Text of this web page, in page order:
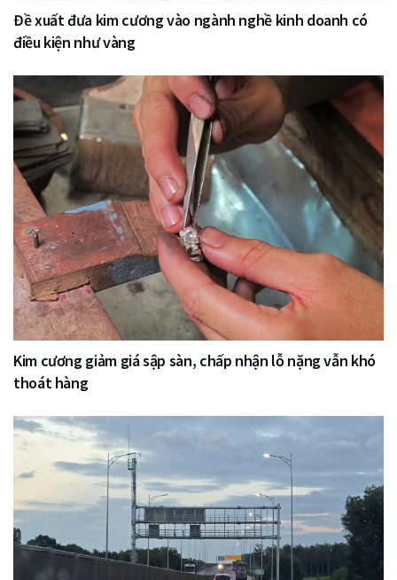
Đề xuất đưa kim cương vào ngành nghề kinh doanh có
điều kiện như vàng
Kim cương giảm giá sập sàn, chấp nhận lỗ nặng vẫn khó
thoát hàng